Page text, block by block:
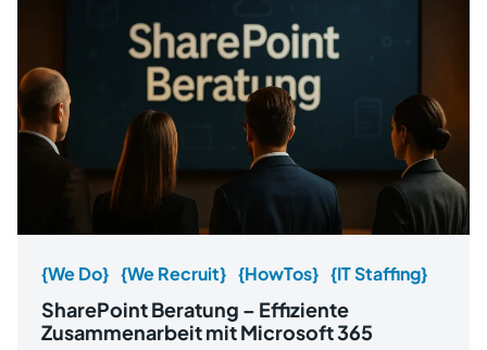
{We Do} {We Recruit} {HowTos} {IT Staffing}
SharePoint Beratung – Effiziente
Zusammenarbeit mit Microsoft 365